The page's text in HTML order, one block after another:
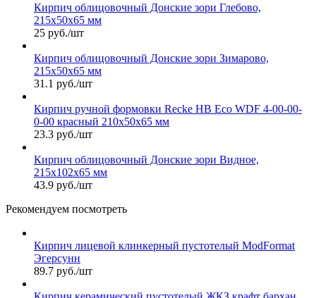
Кирпич облицовочный Донские зори Глебово,
215х50х65 мм
25 руб./шт
Кирпич облицовочный Донские зори Зимарово,
215х50х65 мм
31.1 руб./шт
Кирпич ручной формовки Recke HB Eco WDF 4-00-00-
0-00 красный 210х50х65 мм
23.3 руб./шт
Кирпич облицовочный Донские зори Видное,
215х102х65 мм
43.9 руб./шт
Рекомендуем посмотреть
Кирпич лицевой клинкерный пустотелый ModFormat
Эгерсунн
89.7 руб./шт